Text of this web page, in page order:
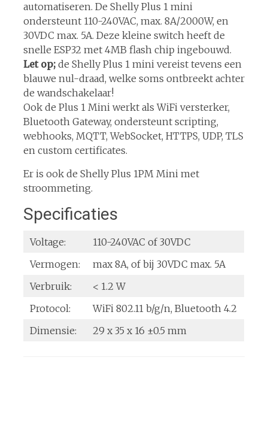
automatiseren. De Shelly Plus 1 mini
ondersteunt 110-240VAC, max. 8A/2000W, en
30VDC max. 5A. Deze kleine switch heeft de
snelle ESP32 met 4MB flash chip ingebouwd.
Let op;de Shelly Plus 1 mini vereist tevens een
blauwe nul-draad, welke soms ontbreekt achter
de wandschakelaar!
Ook de Plus 1 Mini werkt als WiFi versterker,
Bluetooth Gateway, ondersteunt scripting,
webhooks, MQTT, WebSocket, HTTPS, UDP, TLS
en custom certificates.
Er is ook de Shelly Plus 1PM Mini met
stroommeting.
Specificaties
Voltage:
110-240VAC of 30VDC
Vermogen:
max 8A, of bij 30VDC max. 5A
Verbruik:
< 1.2 W
Protocol:
WiFi 802.11 b/g/n, Bluetooth 4.2
Dimensie:
29 x 35 x 16 ±0.5 mm